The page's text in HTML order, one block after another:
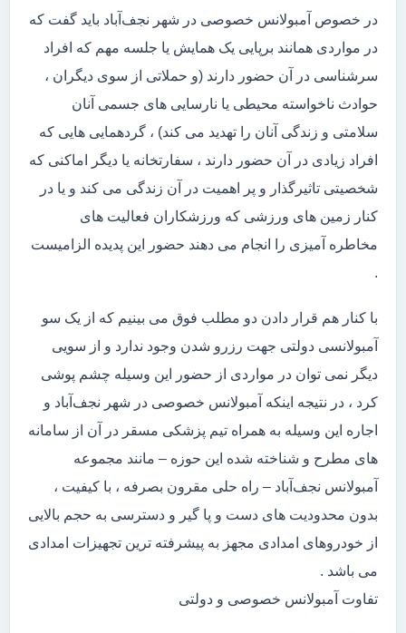
در خصوص آمبولانس خصوصی در شهر نجف‌آباد باید گفت که
در مواردی همانند برپایی یک همایش یا جلسه مهم که افراد
سرشناسی در آن حضور دارند (و حملاتی از سوی دیگران ،
حوادث ناخواسته محیطی یا نارسایی های جسمی آنان
سلامتی و زندگی آنان را تهدید می کند) ، گردهمایی هایی که
افراد زیادی در آن حضور دارند ، سفارتخانه یا دیگر اماکنی که
شخصیتی تاثیرگذار و پر اهمیت در آن زندگی می کند و یا در
کنار زمین های ورزشی که ورزشکاران فعالیت های
مخاطره آمیزی را انجام می دهند حضور این پدیده الزامیست
.
با کنار هم قرار دادن دو مطلب فوق می بینیم که از یک سو
آمبولانسی دولتی جهت رزرو شدن وجود ندارد و از سویی
دیگر نمی توان در مواردی از حضور این وسیله چشم پوشی
کرد ، در نتیجه اینکه آمبولانس خصوصی در شهر نجف‌آباد و
اجاره این وسیله به همراه تیم پزشکی مسقر در آن از سامانه
های مطرح و شناخته شده این حوزه – مانند مجموعه
آمبولانس نجف‌آباد – راه حلی مقرون بصرفه ، با کیفیت ،
بدون محدودیت های دست و پا گیر و دسترسی به حجم بالایی
از خودروهای امدادی مجهز به پیشرفته ترین تجهیزات امدادی
می باشد .
تفاوت آمبولانس خصوصی و دولتی